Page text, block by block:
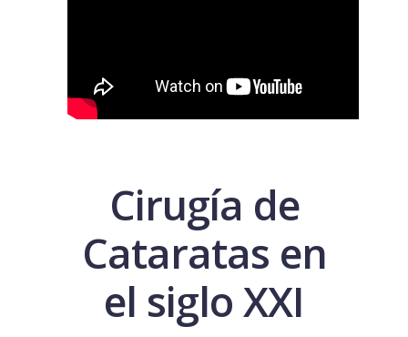
Cirugía de
Cataratas en
el siglo XXI